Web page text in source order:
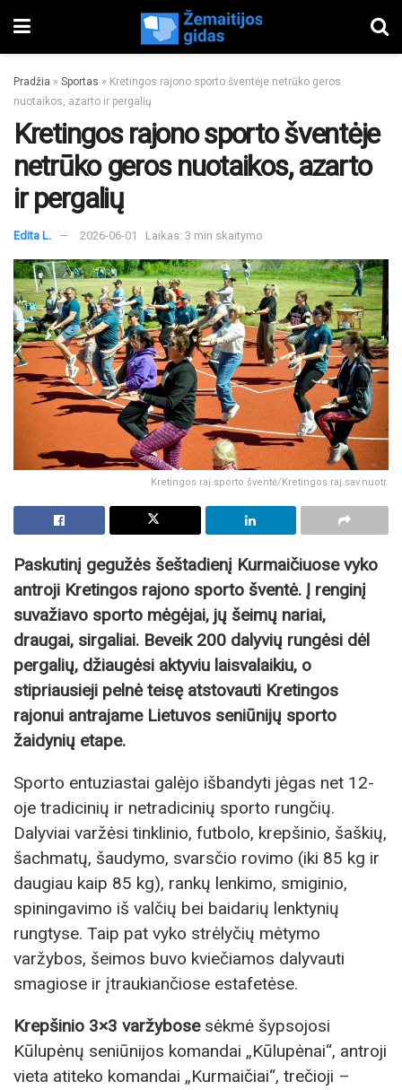
Pradžia » Sportas » Kretingos rajono sporto šventėje netrūko geros
nuotaikos, azarto ir pergalių
Kretingos rajono sporto šventėje
netrūko geros nuotaikos, azarto
ir pergalių
Edita L. 2026-06-01 Laikas: 3 min skaitymo
Kretingos raj.sporto šventė/Kretingos raj.sav.nuotr.
Paskutinį gegužės šeštadienį Kurmaičiuose vyko
antroji Kretingos rajono sporto šventė. Į renginį
suvažiavo sporto mėgėjai, jų šeimų nariai,
draugai, sirgaliai. Beveik 200 dalyvių rungėsi dėl
pergalių, džiaugėsi aktyviu laisvalaikiu, o
stipriausieji pelnė teisę atstovauti Kretingos
rajonui antrajame Lietuvos seniūnijų sporto
žaidynių etape.
Sporto entuziastai galėjo išbandyti jėgas net 12-
oje tradicinių ir netradicinių sporto rungčių.
Dalyviai varžėsi tinklinio, futbolo, krepšinio, šaškių,
šachmatų, šaudymo, svarsčio rovimo (iki 85 kg ir
daugiau kaip 85 kg), rankų lenkimo, smiginio,
spiningavimo iš valčių bei baidarių lenktynių
rungtyse. Taip pat vyko strėlyčių mėtymo
varžybos, šeimos buvo kviečiamos dalyvauti
smagiose ir įtraukiančiose estafetėse.
Krepšinio 3×3 varžybosesėkmė šypsojosi
Kūlupėnų seniūnijos komandai „Kūlupėnai“, antroji
vieta atiteko komandai „Kurmaičiai“, trečioji –